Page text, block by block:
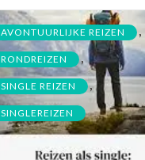
AVONTUURLIJKE REIZEN ,
RONDREIZEN ,
SINGLE REIZEN ,
SINGLEREIZEN